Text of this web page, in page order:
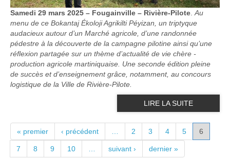
Samedi 29 mars 2025 – Fougainville – Rivière-Pilote Au
menu de ce Bokantaj Ékoloji Agrikilti Péyizan, un triptyque
audacieux autour d’un Marché agricole, d’une randonnée
pédestre à la découverte de la campagne pilotine ainsi qu’une
réflexion partagée sur un thème d’actualité de vie chère -
production agricole martiniquaise. Une seconde édition pleine
de succès et d’enseignement grâce, notamment, au concours
logistique de la Ville de Rivière-Pilote.
LIRE LA SUITE
PAGES
« premier ‹ précédent 2 3 4 5 6
7 8 9 10 suivant › dernier »